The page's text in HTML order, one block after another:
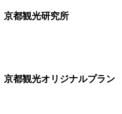
京都観光研究所
京都観光オリジナルプラン